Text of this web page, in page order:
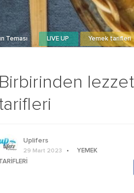
Birbirinden
Teması LIVE UP Yemek tarifleri
Uplifers
29 Mart 2023
YEMEK